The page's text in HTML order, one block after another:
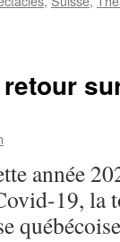
année
19, la